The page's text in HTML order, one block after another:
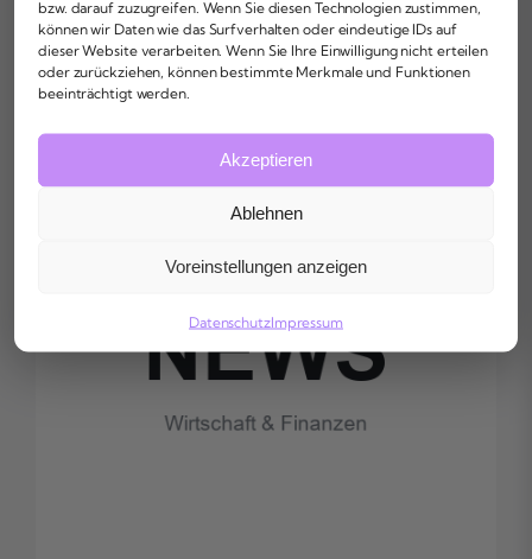
bzw. darauf zuzugreifen. Wenn Sie diesen Technologien zustimmen,
können wir Daten wie das Surfverhalten oder eindeutige IDs auf
dieser Website verarbeiten. Wenn Sie Ihre Einwilligung nicht erteilen
oder zurückziehen, können bestimmte Merkmale und Funktionen
beeinträchtigt werden.
Akzeptieren
Ablehnen
Voreinstellungen anzeigen
DatenschutzImpressum
Bleib bei den aktuellen Wirtschafts- und
Finanznachrichten